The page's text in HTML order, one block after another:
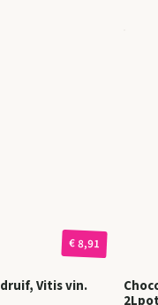
€ 8,91
Vitis vin.